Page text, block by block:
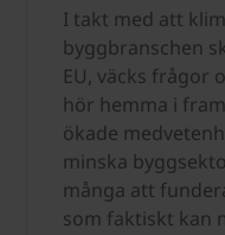
I takt med att
byggbranschen
EU, väcks frågor
hör hemma i
ökade
minska
många att
som faktiskt kan